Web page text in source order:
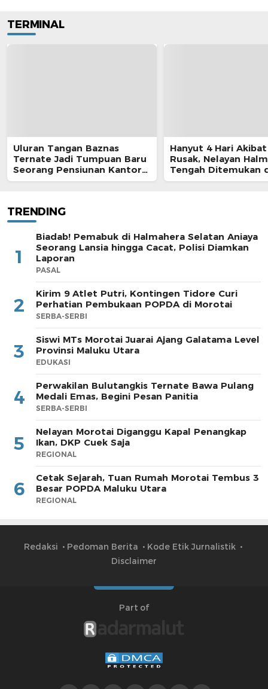
TERMINAL
Uluran Tangan Baznas
Ternate Jadi Tumpuan Baru
Seorang Pensiunan Kantor
Pos
Hanyut 4 Hari
Rusak, Nelayan
Tengah Ditemukan
Morotai
TRENDING
1
Biadab! Pemabuk di Halmahera Selatan Aniaya
Seorang Lansia hingga Cacat, Polisi Diamkan
Laporan
PASAL
2
Kirim 9 Atlet Putri, Kontingen Tidore Curi
Perhatian Pembukaan POPDA di Morotai
SERBA-SERBI
3
Siswi MTs Morotai Juarai Ajang Galatama Level
Provinsi Maluku Utara
EDUKASI
4
Perwakilan Bulutangkis Ternate Bawa Pulang
Medali Emas, Begini Pesan Panitia
SERBA-SERBI
5
Nelayan Morotai Diganggu Kapal Penangkap
Ikan, DKP Cuek Saja
REGIONAL
6
Cetak Sejarah, Tuan Rumah Morotai Tembus 3
Besar POPDA Maluku Utara
REGIONAL
Redaksi Pedoman Berita
Kode Etik Jurnalistik
Disclaimer
Part of